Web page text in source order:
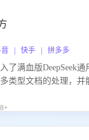
| 快手 | 拼多多
了满血版DeepSeek
类型文档的处理，并
高效管理和利用知识